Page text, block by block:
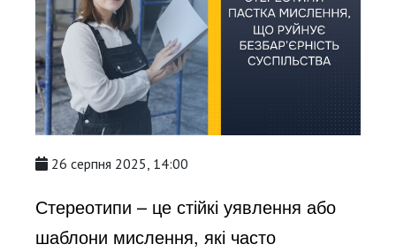
26 серпня 2025, 14:00
Стереотипи – це стійкі уявлення або
шаблони мислення, які часто